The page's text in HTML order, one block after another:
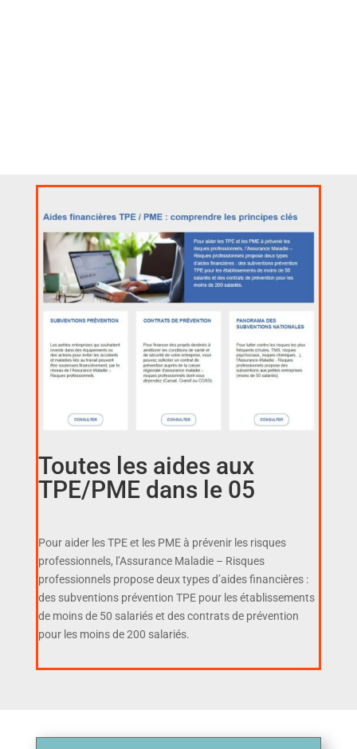
Toutes les aides aux
TPE/PME dans le 05
Pour aider les TPE et les PME à prévenir les risques
professionnels, l’Assurance Maladie – Risques
professionnels propose deux types d’aides financières :
des subventions prévention TPE pour les établissements
de moins de 50 salariés et des contrats de prévention
pour les moins de 200 salariés.